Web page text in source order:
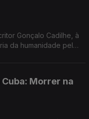
Gonçalo Cadilhe, à
da humanidade pela
Morrer na